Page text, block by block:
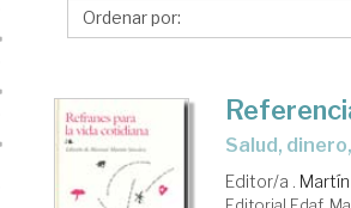
Editorial
salud,
Editor/a .